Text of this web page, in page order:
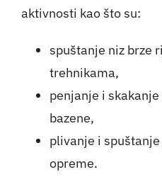
aktivnosti kao što su:
spuštanje niz brze
trehnikama,
penjanje i
bazene,
plivanje i
opreme.